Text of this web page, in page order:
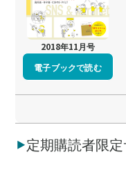
2018年11月号
電子ブックで読む
定期購読者限